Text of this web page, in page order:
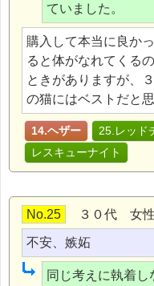
ていました。
購入して本当に良か
ると体がなれてくる
ときがありますが、
の猫にはベストだと
14.ヘザー
25.レッド
レスキューナイト
No.25 ３０代 女
不安、嫉妬
同じ考えに執着し